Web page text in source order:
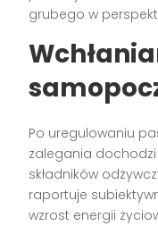
grubego w
Po uregulowaniu
zalegania
składników
raportuje
wzrost energii